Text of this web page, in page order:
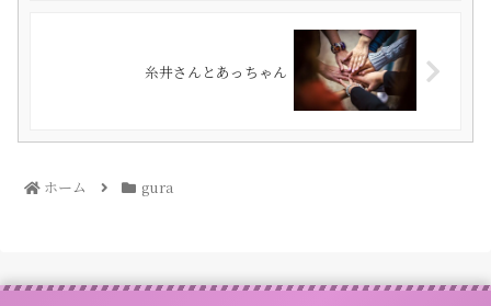
糸井さんとあっちゃん
ホーム gura